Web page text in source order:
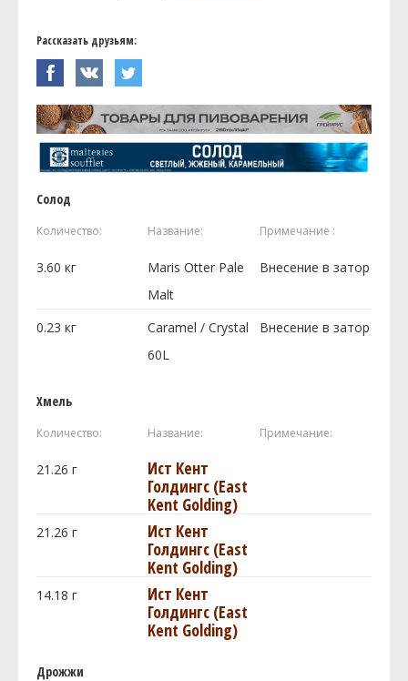
Рассказать друзьям:
Солод
Количество: Название: Примечание :
3.60 кг
Maris Otter Pale
Malt
Внесение в затор
0.23 кг
Caramel / Crystal
60L
Внесение в затор
Хмель
Количество: Название: Примечание:
21.26 г
Ист Кент
Голдингc (East
Kent Golding)
21.26 г
Ист Кент
Голдингc (East
Kent Golding)
14.18 г
Ист Кент
Голдингc (East
Kent Golding)
Дрожжи